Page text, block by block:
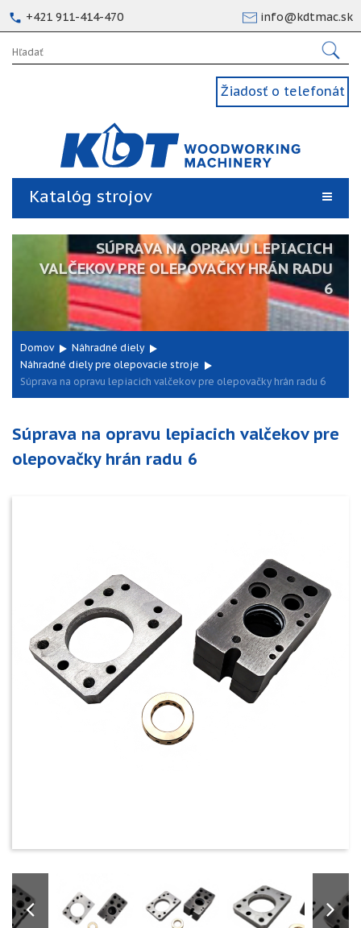
+421 911-414-470 info@kdtmac.sk
Žiadosť o telefonát
Katalóg strojov
SÚPRAVA NA OPRAVU LEPIACICH
VALČEKOV PRE OLEPOVAČKY HRÁN RADU
6
Domov
Náhradné diely
Náhradné diely pre olepovacie stroje
Súprava na opravu lepiacich valčekov pre olepovačky hrán radu 6
Súprava na opravu lepiacich valčekov pre
olepovačky hrán radu 6